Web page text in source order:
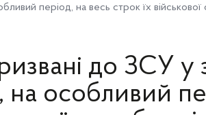
період, на весь строк їх
до ЗСУ у
на особливий